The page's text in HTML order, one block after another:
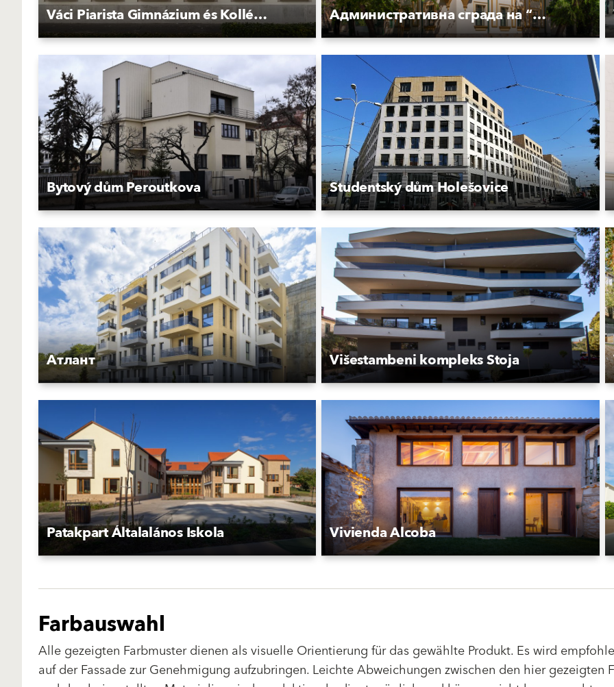
Váci Piarista Gimnázium és Kollégium Административна сграда на “Топливо“ АД
Bytový dům Peroutkova Studentský dům Holešovice
Атлант Višestambeni kompleks Stoja
Patakpart Általalános Iskola Vivienda Alcoba
Farbauswahl
Alle gezeigten Farbmuster dienen als visuelle Orientierung für das gewählte Produkt. Es wird
auf der Fassade zur Genehmigung aufzubringen. Leichte Abweichungen zwischen den hier gezeigten